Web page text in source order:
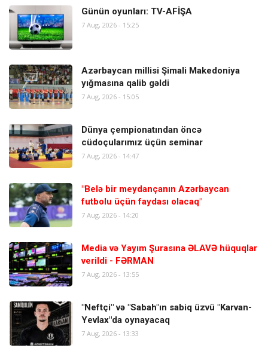
Günün oyunları: TV-AFİŞA
7 Aug, 2026 - 15:25
Azərbaycan millisi Şimali Makedoniya
yığmasına qalib gəldi
7 Aug, 2026 - 15:05
Dünya çempionatından öncə
cüdoçularımız üçün seminar
7 Aug, 2026 - 14:47
"Belə bir meydançanın Azərbaycan
futbolu üçün faydası olacaq"
7 Aug, 2026 - 14:20
Media və Yayım Şurasına ƏLAVƏ hüquqlar
verildi - FƏRMAN
7 Aug, 2026 - 13:55
"Neftçi" və "Sabah"ın sabiq üzvü "Karvan-
Yevlax"da oynayacaq
7 Aug, 2026 - 13:33